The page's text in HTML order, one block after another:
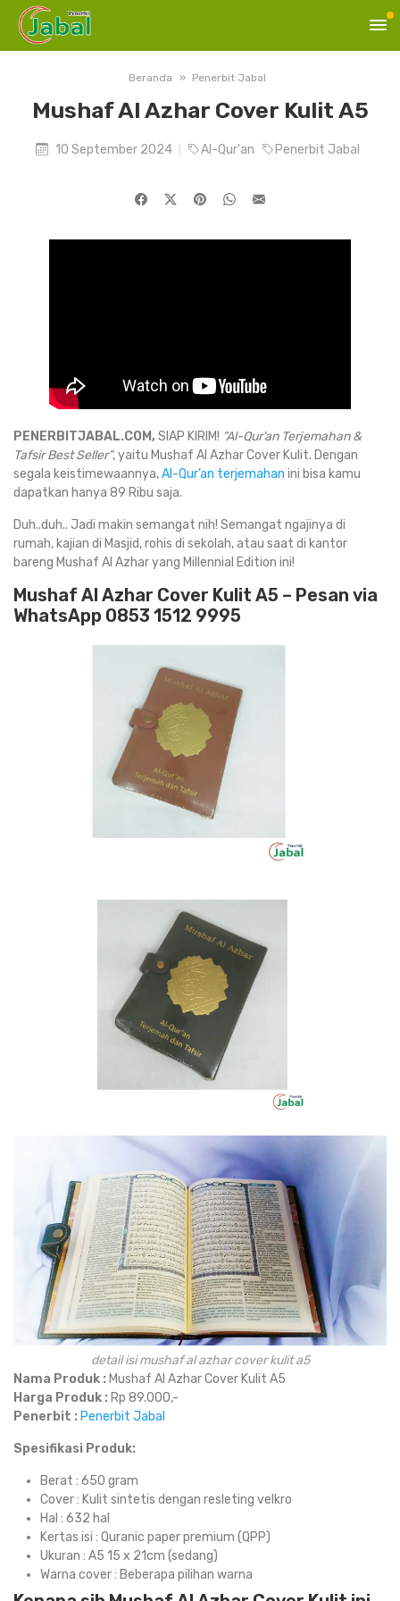
Beranda Penerbit Jabal
Mushaf Al Azhar Cover Kulit A5
10 September 2024 Al-Qur'an Penerbit Jabal
PENERBITJABAL.COM, SIAP KIRIM! ”Al-Qur’an Terjemahan &
Tafsir Best Seller”, yaitu Mushaf Al Azhar Cover Kulit. Dengan
segala keistimewaannya,Al-Qur’an terjemahan ini bisa kamu
dapatkan hanya 89 Ribu saja.
Duh..duh.. Jadi makin semangat nih! Semangat ngajinya di
rumah, kajian di Masjid, rohis di sekolah, atau saat di kantor
bareng Mushaf Al Azhar yang Millennial Edition ini!
Mushaf Al Azhar Cover Kulit A5 – Pesan via
WhatsApp 0853 1512 9995
detail isi mushaf al azhar cover kulit a5
Nama Produk : Mushaf Al Azhar Cover Kulit A5
Harga Produk : Rp 89.000,-
Penerbit : Penerbit Jabal
Spesifikasi Produk:
Berat : 650 gram
Cover : Kulit sintetis dengan resleting velkro
Hal : 632 hal
Kertas isi : Quranic paper premium (QPP)
Ukuran : A5 15 x 21cm (sedang)
Warna cover : Beberapa pilihan warna